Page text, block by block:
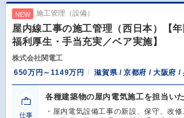
NEW 施工管理（設備）
屋内線工事の施工管理（西日本）【
福利厚生・手当充実／ベア実施】
株式会社関電工
650万円～1149万円
滋賀県 / 京都府 / 大阪府 /
仕事
各種建築物の屋内電気施工を担当いた
・屋内電気設備工事の新設、保守、改